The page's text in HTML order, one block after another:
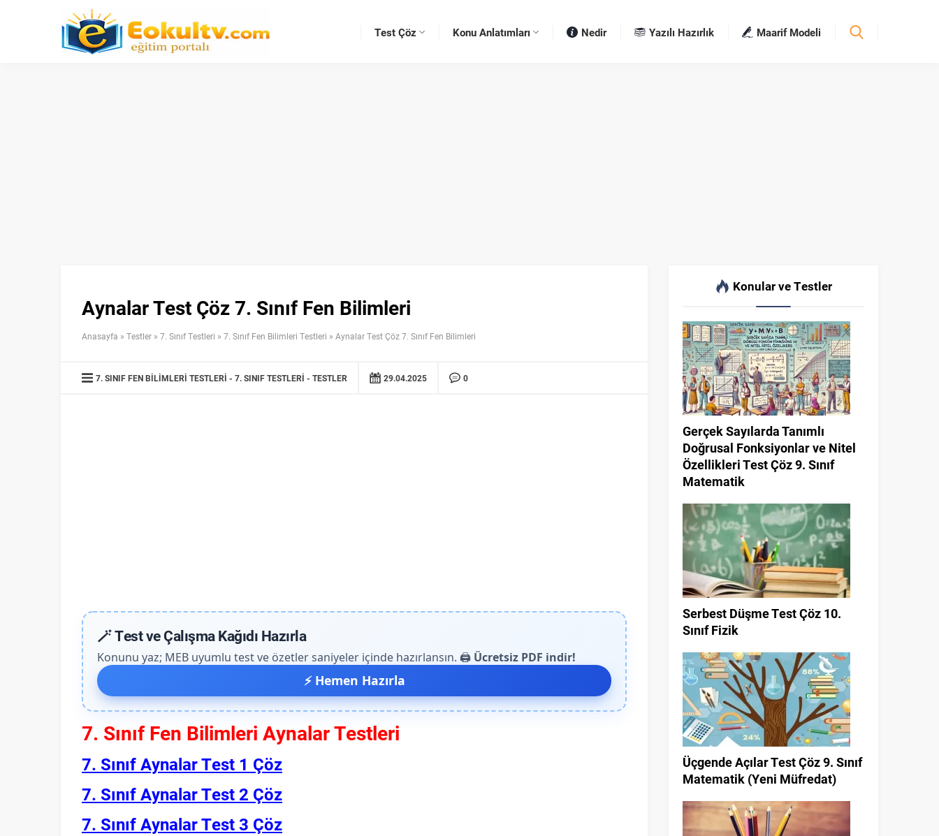
Test Çöz Konu Anlatımları Nedir Yazılı Hazırlık Maarif Modeli
Aynalar Test Çöz 7. Sınıf Fen Bilimleri
Anasayfa » Testler » 7. Sınıf Testleri » 7. Sınıf Fen Bilimleri Testleri » Aynalar Test Çöz 7. Sınıf Fen Bilimleri
7. SINIF FEN BILIMLERI TESTLERI 7. SINIF TESTLERI TESTLER 29.04.2025 0
🪄 Test ve Çalışma Kağıdı Hazırla
Konunu yaz; MEB uyumlu test ve özetler saniyeler içinde hazırlansın. 🖨️ Ücretsiz PDF indir!
⚡ Hemen Hazırla
7. Sınıf Fen Bilimleri Aynalar Testleri
7. Sınıf Aynalar Test 1 Çöz
7. Sınıf Aynalar Test 2 Çöz
7. Sınıf Aynalar Test 3 Çöz
Konular ve Testler
Gerçek Sayılarda Tanımlı
Doğrusal Fonksiyonlar ve Nitel
Özellikleri Test Çöz 9. Sınıf
Matematik
Serbest Düşme Test Çöz 10.
Sınıf Fizik
Üçgende Açılar Test Çöz 9. Sınıf
Matematik (Yeni Müfredat)